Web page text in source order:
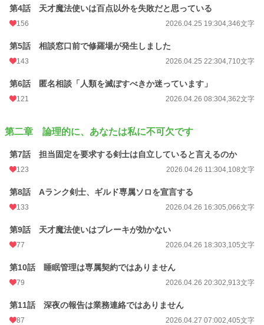
1位獲得作品
カクヨム版とは第四章以降の展開を変更しています。
（よりラブコメ色が強いです、壮大なお話、ヒューマンドラマがお好きであれば
https://kakuyomu.jp/works/822139846623644427
小説 11,429 位 / 228,924 件
ファンタジー
文字数
更新日時 2026.05.20 07:20
初回公開日時
週間ポイント 919 pt (9,560 位)
月間ポイント
年間ポイント 66,294 pt (8,406 位)
第4話 天才魔法使いは百点以外を失敗だと思っている
156 2026.04.25 19:304,346文字
第5話 相談窓口前で修羅場が発生しました
143 2026.04.25 22:304,710文字
第6話 匿名相談「人類を滅ぼすべきか迷っています」
121 2026.04.26 08:304,362文字
第二章 論理的に、あなたは私に不可欠です
第7話 担当固定を要求する剣士は自立していると言えるのか
123 2026.04.26 11:304,108文字
第8話 Aランク剣士、ギルド専属ソロを宣言する
133 2026.04.26 16:305,066文字
第9話 天才魔法使いはブレーキが効かない
77 2026.04.26 18:303,105文字
第10話 睡眠管理は専属契約ではありません
79 2026.04.26 20:302,913文字
第11話 深夜の報告は業務連絡ではありません
87 2026.04.27 07:002,405文字